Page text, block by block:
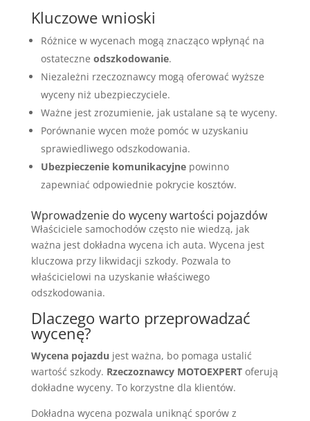
Kluczowe wnioski
Różnice w wycenach mogą znacząco wpłynąć na
ostateczne odszkodowanie.
Niezależni rzeczoznawcy mogą oferować wyższe
wyceny niż ubezpieczyciele.
Ważne jest zrozumienie, jak ustalane są te wyceny.
Porównanie wycen może pomóc w uzyskaniu
sprawiedliwego odszkodowania.
Ubezpieczenie komunikacyjnepowinno
zapewniać odpowiednie pokrycie kosztów.
Wprowadzenie do wyceny wartości pojazdów
Właściciele samochodów często nie wiedzą, jak
ważna jest dokładna wycena ich auta. Wycena jest
kluczowa przy likwidacji szkody. Pozwala to
właścicielowi na uzyskanie właściwego
odszkodowania.
Dlaczego warto przeprowadzać
wycenę?
Wycena pojazdu jest ważna, bo pomaga ustalić
wartość szkody. Rzeczoznawcy MOTOEXPERToferują
dokładne wyceny. To korzystne dla klientów.
Dokładna wycena pozwala uniknąć sporów z